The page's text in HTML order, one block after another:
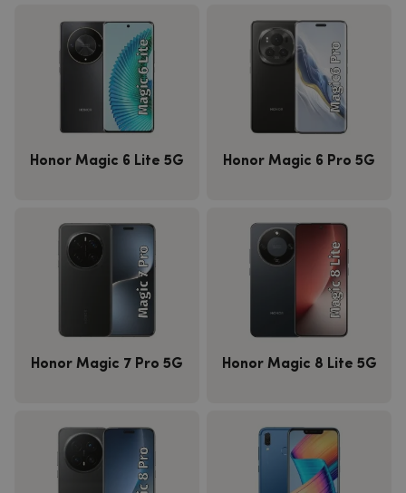
Honor Magic 6 Lite 5G Honor Magic 6 Pro 5G
Honor Magic 7 Pro 5G Honor Magic 8 Lite 5G